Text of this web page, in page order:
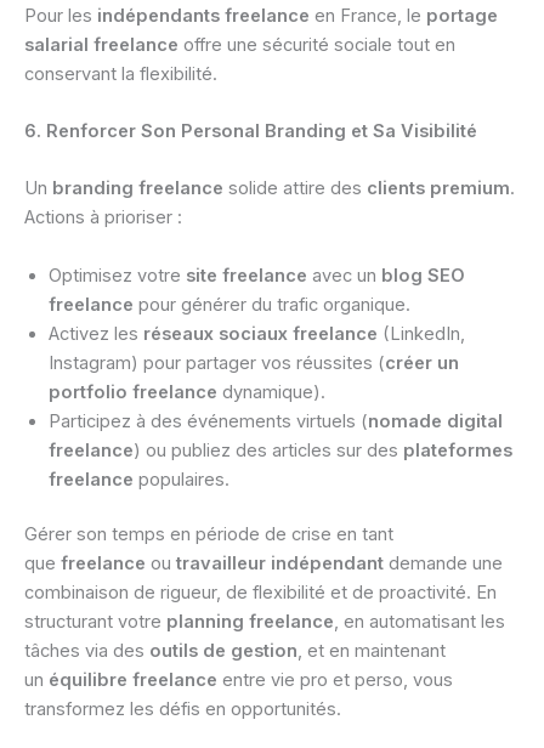
Pour les indépendants freelance en France, le portage
salarial freelance offre une sécurité sociale tout en
conservant la flexibilité.
6. Renforcer Son Personal Branding et Sa Visibilité
Un branding freelance solide attire des clients premium.
Actions à prioriser :
Optimisez votre site freelance avec un blog SEO
freelance pour générer du trafic organique.
Activez les réseaux sociaux freelance (LinkedIn,
Instagram) pour partager vos réussites (créer un
portfolio freelance dynamique).
Participez à des événements virtuels (nomade digital
freelance) ou publiez des articles sur des plateformes
freelance populaires.
Gérer son temps en période de crise en tant
que freelance ou travailleur indépendant demande une
combinaison de rigueur, de flexibilité et de proactivité. En
structurant votre planning freelance, en automatisant les
tâches via des outils de gestion, et en maintenant
un équilibre freelance entre vie pro et perso, vous
transformez les défis en opportunités.